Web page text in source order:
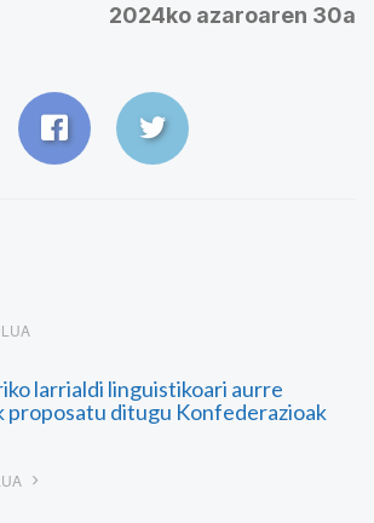
2024ko azaroaren 30a
larrialdi linguistikoari aurre
proposatu ditugu Konfederazioak